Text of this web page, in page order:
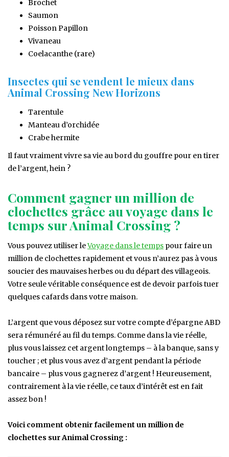
Brochet
Saumon
Poisson Papillon
Vivaneau
Coelacanthe (rare)
Insectes qui se vendent le mieux dans
Animal Crossing New Horizons
Tarentule
Manteau d’orchidée
Crabe hermite
Il faut vraiment vivre sa vie au bord du gouffre pour en tirer
de l’argent, hein ?
Comment gagner un million de
clochettes grâce au voyage dans le
temps sur Animal Crossing ?
Vous pouvez utiliser leVoyage dans le temps pour faire un
million de clochettes rapidement et vous n’aurez pas à vous
soucier des mauvaises herbes ou du départ des villageois.
Votre seule véritable conséquence est de devoir parfois tuer
quelques cafards dans votre maison.
L’argent que vous déposez sur votre compte d’épargne ABD
sera rémunéré au fil du temps. Comme dans la vie réelle,
plus vous laissez cet argent longtemps – à la banque, sans y
toucher ; et plus vous avez d’argent pendant la période
bancaire – plus vous gagnerez d’argent ! Heureusement,
contrairement à la vie réelle, ce taux d’intérêt est en fait
assez bon !
Voici comment obtenir facilement un million de
clochettes sur Animal Crossing :